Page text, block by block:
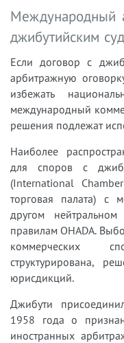
Международный
джибутийским
Если договор с
арбитражную
избежать
международный
решения подлежат
Наиболее
для споров с
(International
торговая палата) с
другом
правилам OHADA.
коммерческих
структурирована,
юрисдикций.
Джибути
1958 года о
иностранных